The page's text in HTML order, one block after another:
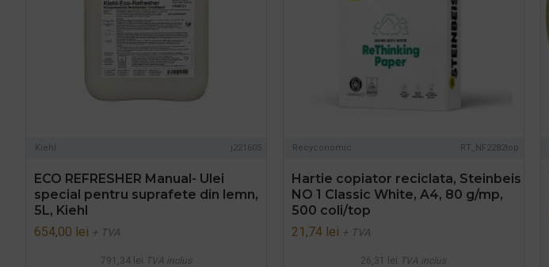
Kiehl j221605
ECO REFRESHER Manual- Ulei
special pentru suprafete din lemn,
5L, Kiehl
654,00 lei + TVA
791,34 lei TVA inclus
Recyconomic RT_NF2282top
Hartie copiator reciclata, Steinbeis
NO 1 Classic White, A4, 80 g/mp,
500 coli/top
21,74 lei + TVA
26,31 lei TVA inclus